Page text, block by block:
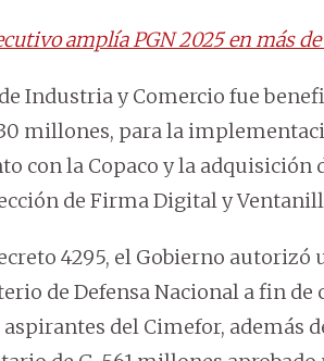
amplía PGN 2025 en más
Industria y Comercio fue
millones, para la
con la Copaco y la adquisición
de Firma Digital y
4295, el Gobierno autorizó
de Defensa Nacional a fin
del Cimefor, además